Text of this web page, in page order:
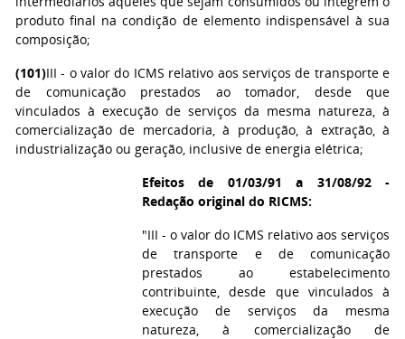
produto final na condição de elemento indispensável à sua
composição;
(101)III - o valor do ICMS relativo aos serviços de transporte e
de comunicação prestados ao tomador, desde que
vinculados à execução de serviços da mesma natureza, à
comercialização de mercadoria, à produção, à extração, à
industrialização ou geração, inclusive de energia elétrica;
Efeitos de 01/03/91 a 31/08/92 -
Redação original do RICMS:
"III - o valor do ICMS relativo aos serviços
de transporte e de comunicação
prestados ao estabelecimento
contribuinte, desde que vinculados à
execução de serviços da mesma
natureza, à comercialização de